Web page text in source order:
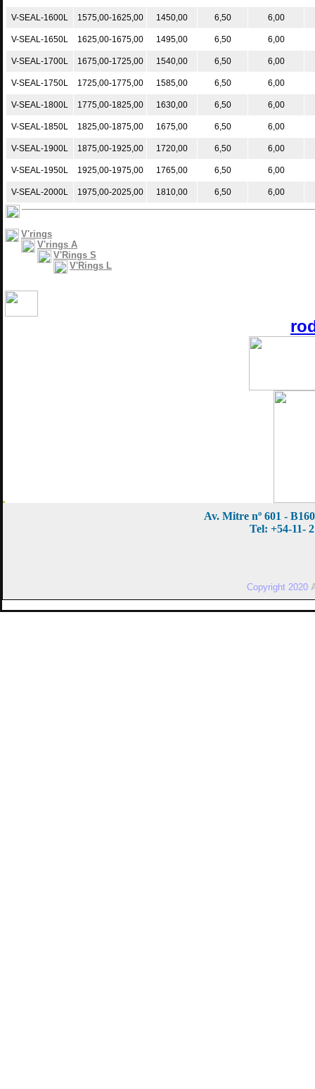
V-SEAL-1600L 1575,00-1625,00 1450,00 6,50 6,00
V-SEAL-1650L 1625,00-1675,00 1495,00 6,50 6,00
V-SEAL-1700L 1675,00-1725,00 1540,00 6,50 6,00
V-SEAL-1750L 1725,00-1775,00 1585,00 6,50 6,00
V-SEAL-1800L 1775,00-1825,00 1630,00 6,50 6,00
V-SEAL-1850L 1825,00-1875,00 1675,00 6,50 6,00
V-SEAL-1900L 1875,00-1925,00 1720,00 6,50 6,00
V-SEAL-1950L 1925,00-1975,00 1765,00 6,50 6,00
V-SEAL-2000L 1975,00-2025,00 1810,00 6,50 6,00
V'rings
V'rings A
V'Rings S
V'Rings L
Av. Mitre nº 601 -
Tel: +54-11-
Copyright 2020